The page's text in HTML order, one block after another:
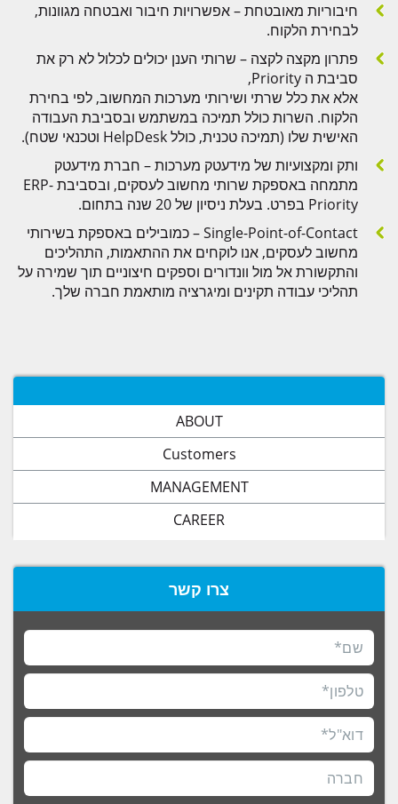
חיבוריות מאובטחת – אפשרויות חיבור ואבטחה מגוונות,
לבחירת הלקוח.
פתרון מקצה לקצה – שרותי הענן יכולים לכלול לא רק את
סביבת ה Priority,
אלא את כלל שרתי ושירותי מערכות המחשוב, לפי בחירת
הלקוח. השרות כולל תמיכה במשתמש ובסביבת העבודה
האישית שלו (תמיכה טכנית, כולל HelpDesk וטכנאי שטח).
ותק ומקצועיות של מידעטק מערכות – חברת מידעטק
מתמחה באספקת שרותי מחשוב לעסקים, ובסביבת ERP-
Priority בפרט. בעלת ניסיון של 20 שנה בתחום.
Single-Point-of-Contact – כמובילים באספקת בשירותי
מחשוב לעסקים, אנו לוקחים את ההתאמות, התהליכים
והתקשורת אל מול וונדורים וספקים חיצוניים תוך שמירה על
תהליכי עבודה תקינים ומיגרציה מותאמת חברה שלך.
ABOUT
Customers
MANAGEMENT
CAREER
צרו קשר